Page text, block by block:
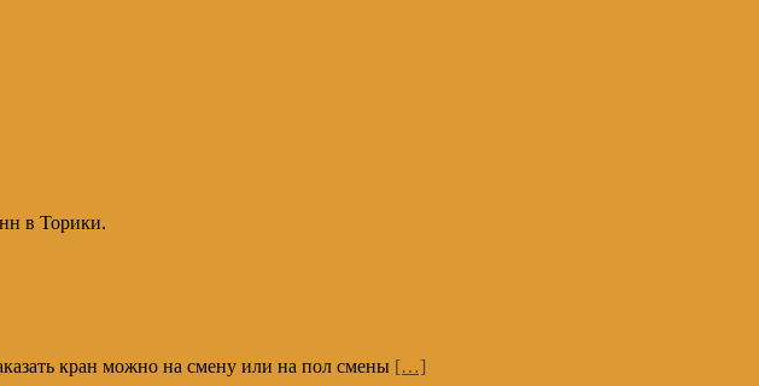
в Торики.
кран можно на смену или на пол смены […]